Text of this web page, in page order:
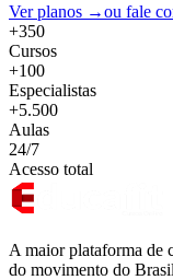
Ver planos →ou fale
+350
Cursos
+100
Especialistas
+5.500
Aulas
24/7
Acesso total
A maior plataforma de
do movimento do